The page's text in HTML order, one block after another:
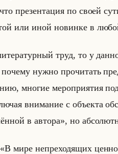
пре­зен­та­ция по своей
или иной но­вин­ке в
труд, то у
нужно про­чи­тать
мно­гие ме­ро­при­ятия
вни­ма­ние с объек­та
в автора», но
мире непреходящих